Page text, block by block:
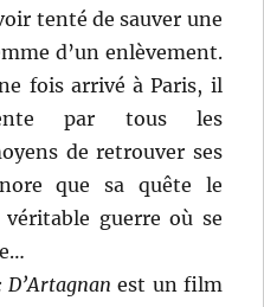
tenté de sauver une
d’un enlèvement.
fois arrivé à Paris, il
par tous les
de retrouver ses
que sa quête le
guerre où se
est un film